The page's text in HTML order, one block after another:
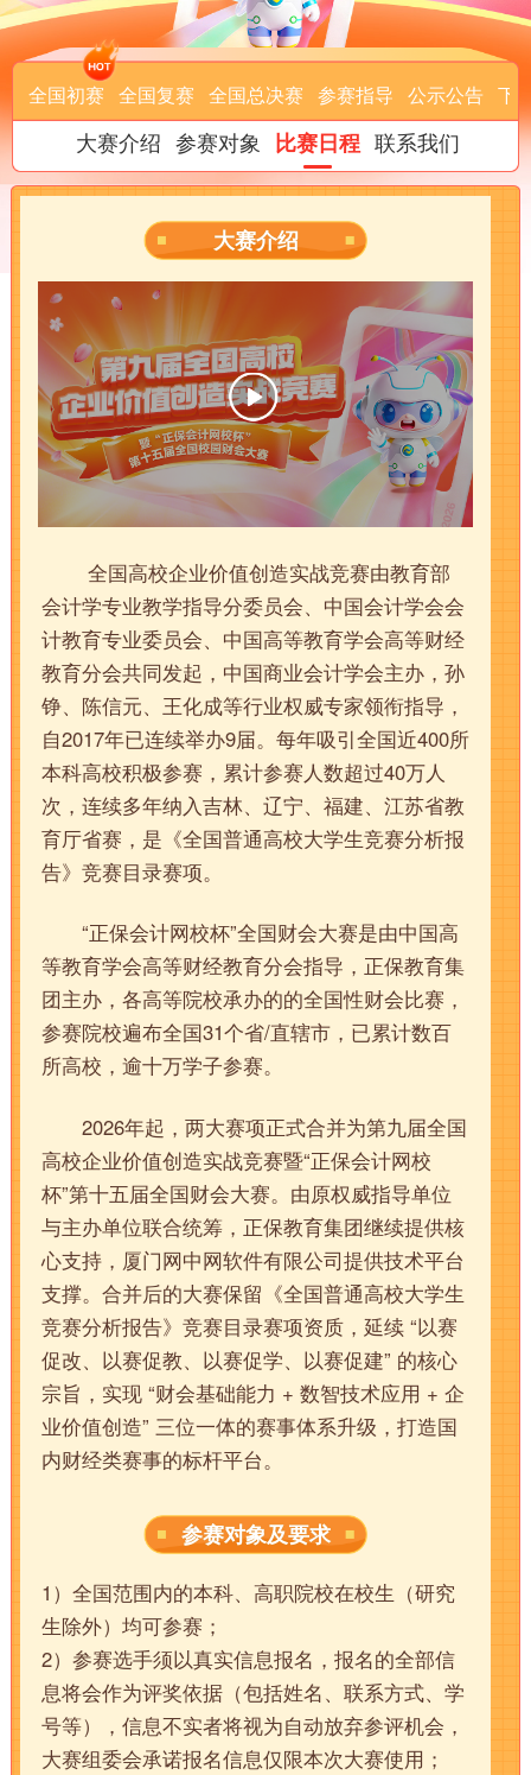
全国初赛 全国复赛 全国总决赛 参赛指导 公示公告 下
大赛介绍 参赛对象 比赛日程 联系我们
大赛介绍
全国高校企业价值创造实战竞赛由教育部
会计学专业教学指导分委员会、中国会计学会会
计教育专业委员会、中国高等教育学会高等财经
教育分会共同发起，中国商业会计学会主办，孙
铮、陈信元、王化成等行业权威专家领衔指导，
自2017年已连续举办9届。每年吸引全国近400所
本科高校积极参赛，累计参赛人数超过40万人
次，连续多年纳入吉林、辽宁、福建、江苏省教
育厅省赛，是《全国普通高校大学生竞赛分析报
告》竞赛目录赛项。
“正保会计网校杯”全国财会大赛是由中国高
等教育学会高等财经教育分会指导，正保教育集
团主办，各高等院校承办的的全国性财会比赛，
参赛院校遍布全国31个省/直辖市，已累计数百
所高校，逾十万学子参赛。
2026年起，两大赛项正式合并为第九届全国
高校企业价值创造实战竞赛暨“正保会计网校
杯”第十五届全国财会大赛。由原权威指导单位
与主办单位联合统筹，正保教育集团继续提供核
心支持，厦门网中网软件有限公司提供技术平台
支撑。合并后的大赛保留《全国普通高校大学生
竞赛分析报告》竞赛目录赛项资质，延续 “以赛
促改、以赛促教、以赛促学、以赛促建” 的核心
宗旨，实现 “财会基础能力 + 数智技术应用 + 企
业价值创造” 三位一体的赛事体系升级，打造国
内财经类赛事的标杆平台。
参赛对象及要求
1）全国范围内的本科、高职院校在校生（研究
生除外）均可参赛；
2）参赛选手须以真实信息报名，报名的全部信
息将会作为评奖依据（包括姓名、联系方式、学
号等），信息不实者将视为自动放弃参评机会，
大赛组委会承诺报名信息仅限本次大赛使用；